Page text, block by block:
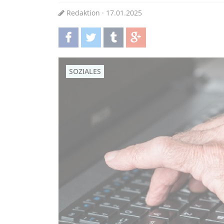
Redaktion · 17.01.2025
teilentwittern teilen teilen
SOZIALES